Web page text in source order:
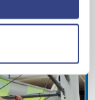
der